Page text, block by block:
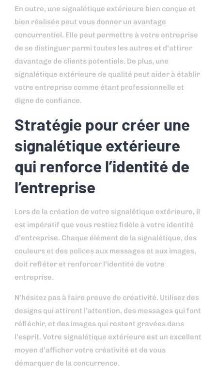
En outre, une signalétique extérieure bien conçue et
bien réalisée peut vous donner un avantage
concurrentiel. Elle peut permettre à votre entreprise
de se distinguer parmi toutes les autres et d’attirer
davantage de clients potentiels. De plus, une
signalétique extérieure de qualité peut aider à établir
votre entreprise comme étant professionnelle et
digne de confiance.
Stratégie pour créer une
signalétique extérieure
qui renforce l’identité de
l’entreprise
Lors de la création de votre signalétique extérieure, il
est impératif que vous restiez fidèle à votre identité
d’entreprise. Chaque élément de la signalétique, des
couleurs et des polices aux messages et aux images,
doit refléter et renforcer l’identité de votre
entreprise.
N’hésitez pas à faire preuve de créativité. Utilisez des
designs qui attirent l’attention, des messages qui font
réfléchir, et des images qui restent gravées dans
l’esprit. Votre signalétique extérieure est un excellent
moyen d’afficher votre créativité et de vous
démarquer de la concurrence.